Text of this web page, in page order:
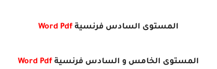
المستوى السادس فرنسية Word Pdf
المستوى الخامس و السادس فرنسية Word Pdf